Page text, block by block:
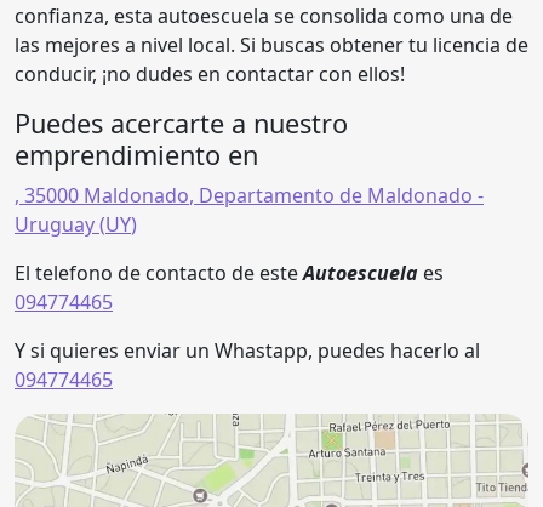
confianza, esta autoescuela se consolida como una de
las mejores a nivel local. Si buscas obtener tu licencia de
conducir, ¡no dudes en contactar con ellos!
Puedes acercarte a nuestro
emprendimiento en
, 35000 Maldonado, Departamento de Maldonado -
Uruguay (UY)
El telefono de contacto de esteAutoescuela es
094774465
Y si quieres enviar un Whastapp, puedes hacerlo al
094774465